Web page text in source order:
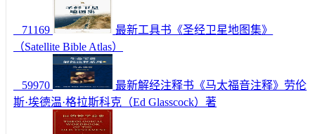
71169
最新工具书《圣经卫星地图集》
（Satellite Bible Atlas）
59970
最新解经注释书《马太福音注释》劳伦
斯·埃德温·格拉斯科克（Ed Glasscock）著